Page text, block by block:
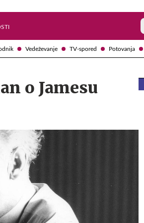
Vedeževanje TV-spored Potovanja
o Jamesu